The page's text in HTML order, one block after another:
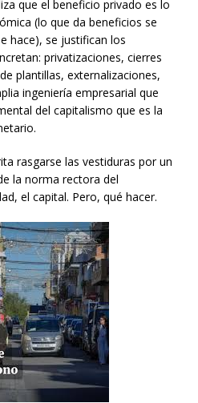
que el beneficio privado es lo
(lo que da beneficios se
hace), se justifican los
privatizaciones, cierres
plantillas, externalizaciones,
ingeniería empresarial que
del capitalismo que es la
rasgarse las vestiduras por un
la norma rectora del
el capital. Pero, qué hacer.